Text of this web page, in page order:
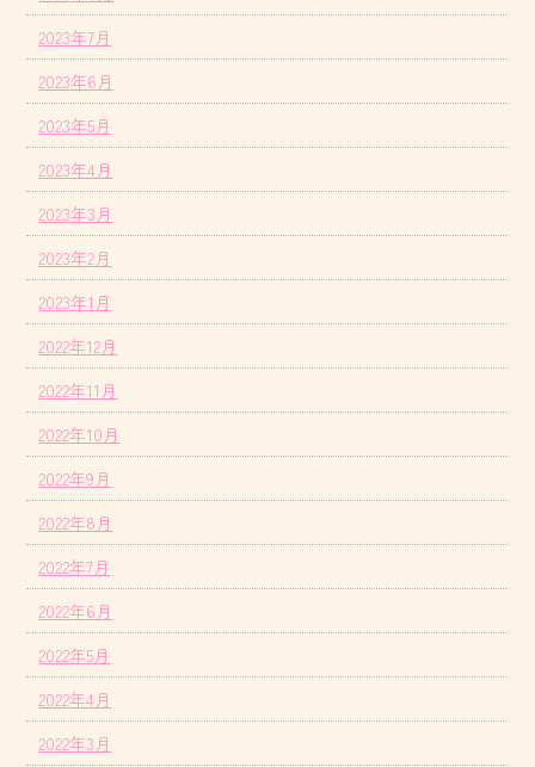
2023年7月
2023年6月
2023年5月
2023年4月
2023年3月
2023年2月
2023年1月
2022年12月
2022年11月
2022年10月
2022年9月
2022年8月
2022年7月
2022年6月
2022年5月
2022年4月
2022年3月